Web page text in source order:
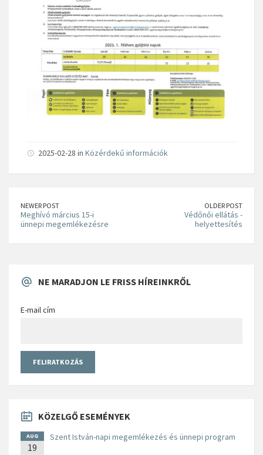
2025-02-28 in Közérdekű információk
NEWER POST
Meghívó március 15-i
ünnepi megemlékezésre
OLDER POST
Védőnői ellátás -
helyettesítés
NE MARADJON LE FRISS HÍREINKRŐL
E-mail cím
KÖZELGŐ ESEMÉNYEK
AUG
19
Szent István-napi megemlékezés és ünnepi program